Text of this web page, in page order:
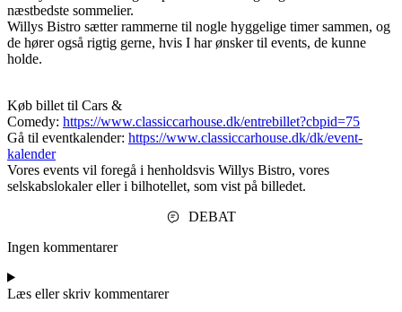
næstbedste sommelier.
Willys Bistro sætter rammerne til nogle hyggelige timer sammen, og
de hører også rigtig gerne, hvis I har ønsker til events, de kunne
holde.
Køb billet til Cars &
Comedy: https://www.classiccarhouse.dk/entrebillet?cbpid=75
Gå til eventkalender: https://www.classiccarhouse.dk/dk/event-
kalender
Vores events vil foregå i henholdsvis Willys Bistro, vores
selskabslokaler eller i bilhotellet, som vist på billedet.
DEBAT
Ingen kommentarer
Læs eller skriv kommentarer